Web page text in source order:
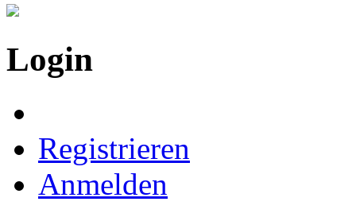
Login
Registrieren
Anmelden